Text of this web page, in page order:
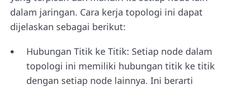
dalam jaringan. Cara kerja topologi ini dapat
dijelaskan sebagai berikut:
Hubungan Titik ke Titik: Setiap node dalam
topologi ini memiliki hubungan titik ke titik
dengan setiap node lainnya. Ini berarti